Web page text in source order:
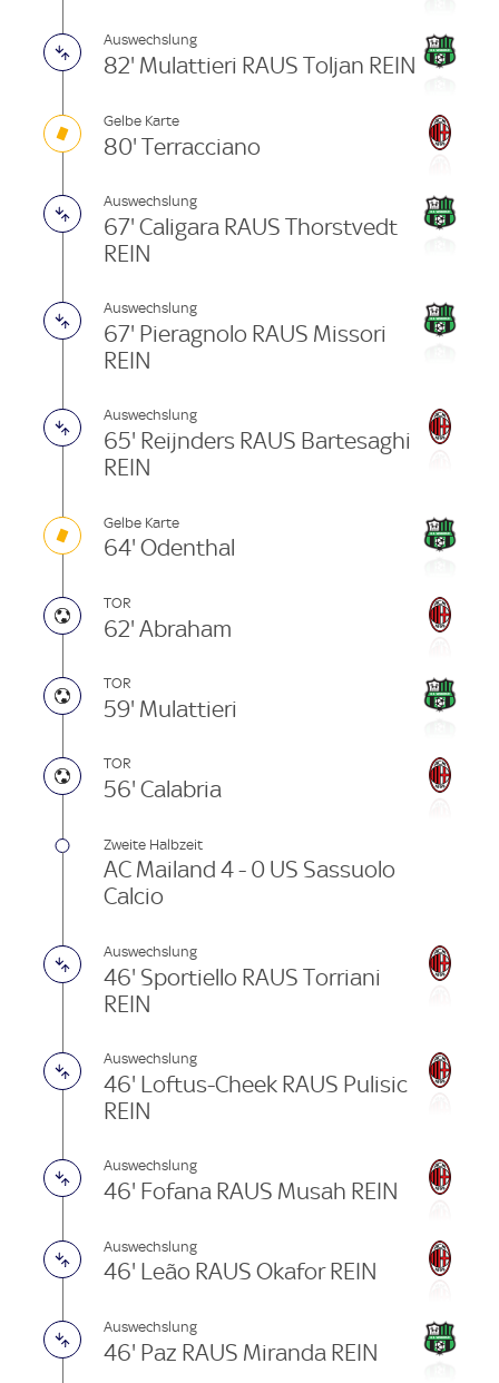
Auswechslung
82' Mulattieri RAUS Toljan REIN
Gelbe Karte
80' Terracciano
Auswechslung
67' Caligara RAUS Thorstvedt
REIN
Auswechslung
67' Pieragnolo RAUS Missori
REIN
Auswechslung
65' Reijnders RAUS Bartesaghi
REIN
Gelbe Karte
64' Odenthal
TOR
62' Abraham
TOR
59' Mulattieri
TOR
56' Calabria
Zweite Halbzeit
AC Mailand 4 - 0 US Sassuolo
Calcio
Auswechslung
46' Sportiello RAUS Torriani
REIN
Auswechslung
46' Loftus-Cheek RAUS Pulisic
REIN
Auswechslung
46' Fofana RAUS Musah REIN
Auswechslung
46' Leão RAUS Okafor REIN
Auswechslung
46' Paz RAUS Miranda REIN